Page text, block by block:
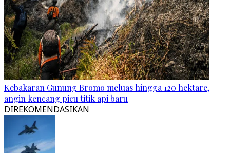
Kebakaran Gunung Bromo meluas hingga 120 hektare,
angin kencang picu titik api baru
DIREKOMENDASIKAN